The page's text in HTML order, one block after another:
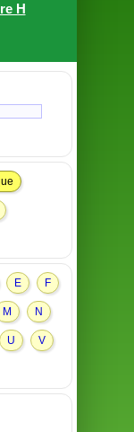
H
E F
M N
U V